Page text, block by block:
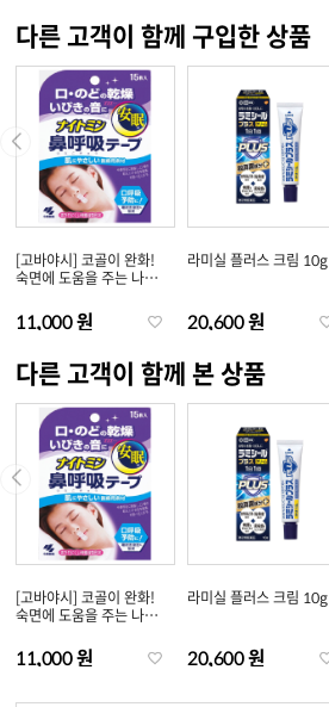
다른 고객이 함께 구입한 상품
[고바야시] 코골이 완화!
숙면에 도움을 주는 나이
매입
11,000 원
라미실 플러스 크림 10g
20,600 원
다른 고객이 함께 본 상품
[고바야시] 코골이 완화!
숙면에 도움을 주는 나이
매입
11,000 원
라미실 플러스 크림 10g
20,600 원